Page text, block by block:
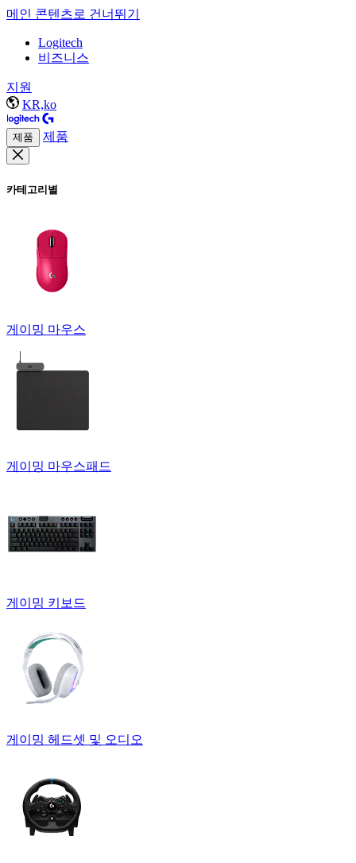
메인 콘텐츠로 건너뛰기
Logitech
비즈니스
지원
KR,ko
제품 제품
카테고리별
게이밍 마우스
게이밍 마우스패드
게이밍 키보드
게이밍 헤드셋 및 오디오